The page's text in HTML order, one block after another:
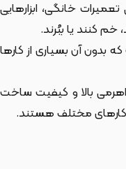
خانگی، ابزارهایی
خم کنند یا ببُرند.
بدون آن بسیاری از کارها
بالا و کیفیت ساخت
مختلف هستند.